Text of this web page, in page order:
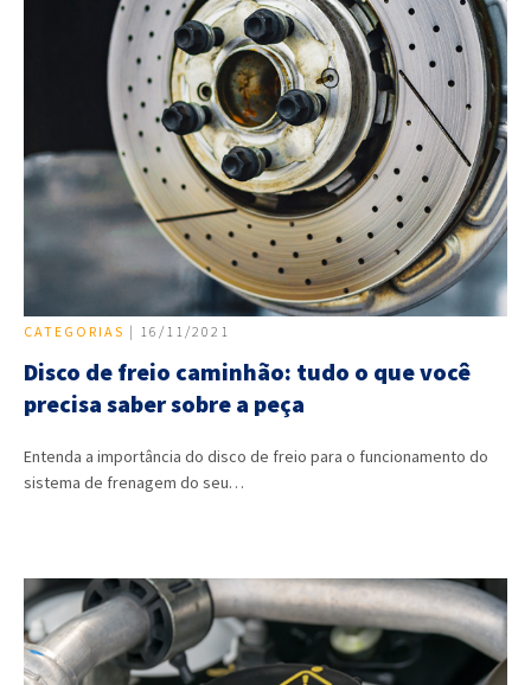
CATEGORIAS | 16/11/2021
Disco de freio caminhão: tudo o que você
precisa saber sobre a peça
Entenda a importância do disco de freio para o funcionamento do
sistema de frenagem do seu…